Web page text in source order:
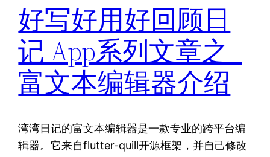
好写好用好回顾日
记 App系列文章之–
富文本编辑器介绍
湾湾日记的富文本编辑器是一款专业的跨平台编
辑器。它来自flutter-quill开源框架，并自己修改